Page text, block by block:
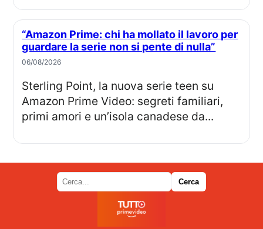
“Amazon Prime: chi ha mollato il lavoro per
guardare la serie non si pente di nulla”
06/08/2026
Sterling Point, la nuova serie teen su
Amazon Prime Video: segreti familiari,
primi amori e un’isola canadese da...